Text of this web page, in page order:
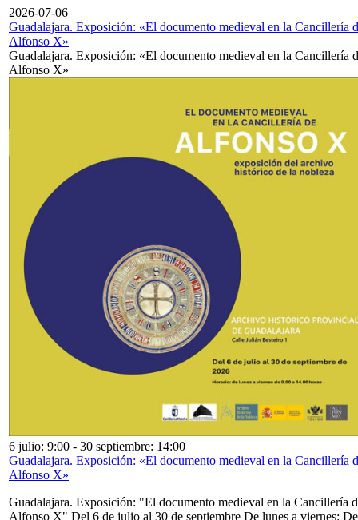
2026-07-06
Guadalajara. Exposición: «El documento medieval en la Cancillería
Alfonso X»
Guadalajara. Exposición: «El documento medieval en la Cancillería
Alfonso X»
6 julio: 9:00 - 30 septiembre: 14:00
Guadalajara. Exposición: «El documento medieval en la Cancillería
Alfonso X»
Guadalajara. Exposición: "El documento medieval en la Cancillería
Alfonso X" Del 6 de julio al 30 de septiembre De lunes a viernes: De